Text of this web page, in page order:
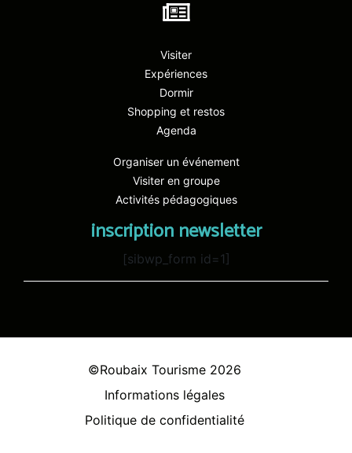
Visiter
Expériences
Dormir
Shopping et restos
Agenda
Organiser un événement
Visiter en groupe
Activités pédagogiques
inscription newsletter
[sibwp_form id=1]
©Roubaix Tourisme 2026
Informations légales
Politique de confidentialité